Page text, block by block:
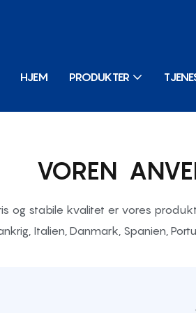
HJEM PRODUKTER
VOREN
og stabile kvalitet er vores
Italien, Danmark, Spanien,